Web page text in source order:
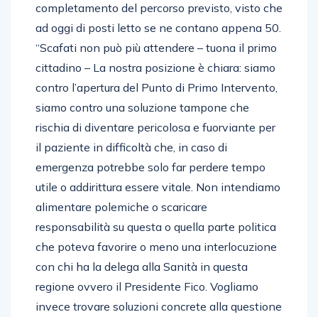
completamento del percorso previsto, visto che
ad oggi di posti letto se ne contano appena 50.
“Scafati non può più attendere – tuona il primo
cittadino – La nostra posizione è chiara: siamo
contro l’apertura del Punto di Primo Intervento,
siamo contro una soluzione tampone che
rischia di diventare pericolosa e fuorviante per
il paziente in difficoltà che, in caso di
emergenza potrebbe solo far perdere tempo
utile o addirittura essere vitale. Non intendiamo
alimentare polemiche o scaricare
responsabilità su questa o quella parte politica
che poteva favorire o meno una interlocuzione
con chi ha la delega alla Sanità in questa
regione ovvero il Presidente Fico. Vogliamo
invece trovare soluzioni concrete alla questione